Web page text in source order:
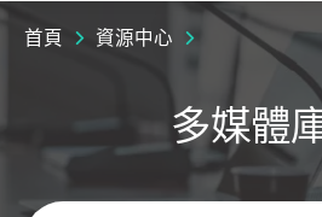
首頁 資源中心
多媒體